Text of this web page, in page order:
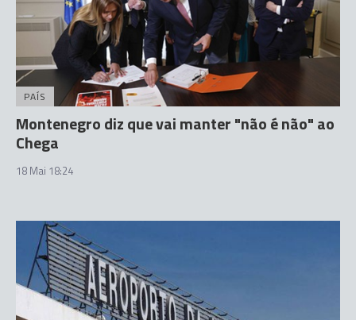
PAÍS
Montenegro diz que vai manter "não é não" ao
Chega
18 Mai 18:24